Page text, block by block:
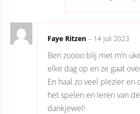
Faye Ritzen – 14 juli 2023
Ben zoooo blij met m’n
elke dag op en ze gaat
En haal zo veel plezier en
het spelen en leren van de
dankjewel!